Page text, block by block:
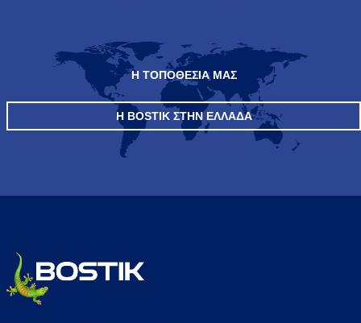
Η ΤΟΠΟΘΕΣΙΑ ΜΑΣ
Η BOSTIK ΣΤΗΝ ΕΛΛΆΔΑ